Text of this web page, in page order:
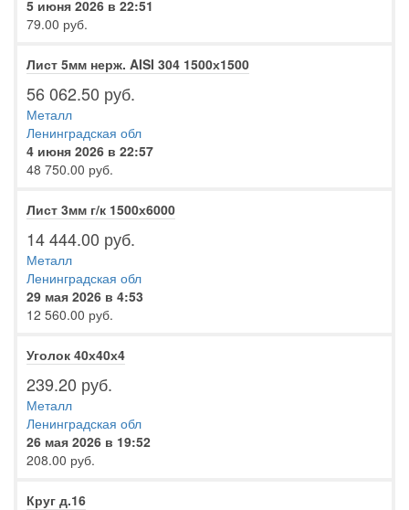
5 июня 2026 в 22:51
79.00 руб.
Лист 5мм нерж. AISI 304 1500х1500
56 062.50 руб.
Металл
Ленинградская обл
4 июня 2026 в 22:57
48 750.00 руб.
Лист 3мм г/к 1500х6000
14 444.00 руб.
Металл
Ленинградская обл
29 мая 2026 в 4:53
12 560.00 руб.
Уголок 40х40х4
239.20 руб.
Металл
Ленинградская обл
26 мая 2026 в 19:52
208.00 руб.
Круг д.16